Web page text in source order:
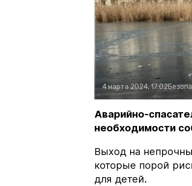
4 марта 2024, 17:02
Аварийно-
необходимости
Выход на
которые порой
для детей.